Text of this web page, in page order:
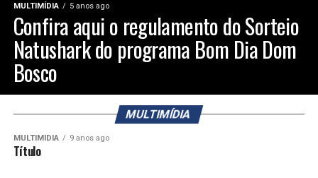
MULTIMÍDIA 5 anos ago
Confira aqui o regulamento do Sorteio
Natushark do programa Bom Dia Dom
Bosco
MULTIMÍDIA
MULTIMÍDIA 9 anos ago
Título